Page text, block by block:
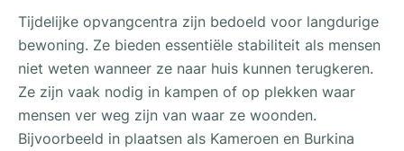
Tijdelijke opvangcentra zijn bedoeld voor langdurige
bewoning. Ze bieden essentiële stabiliteit als mensen
niet weten wanneer ze naar huis kunnen terugkeren.
Ze zijn vaak nodig in kampen of op plekken waar
mensen ver weg zijn van waar ze woonden.
Bijvoorbeeld in plaatsen als Kameroen en Burkina